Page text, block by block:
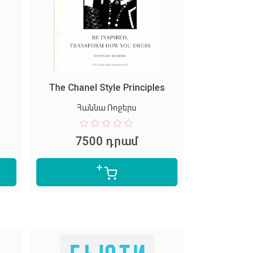
The Chanel Style Principles
Հաննա Ռոջերս
7500 դրամ